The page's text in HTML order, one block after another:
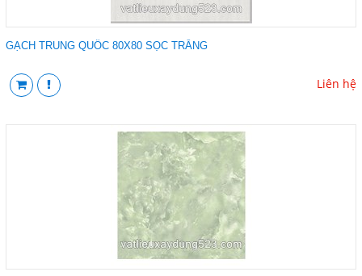
GẠCH TRUNG QUỐC 80X80 SỌC TRẮNG
Liên hệ